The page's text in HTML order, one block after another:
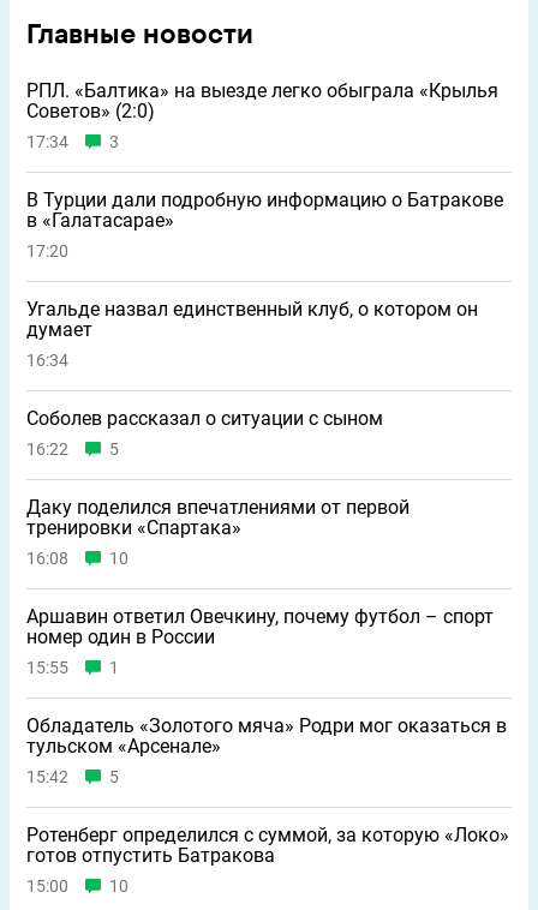
Главные новости
РПЛ. «Балтика» на выезде легко обыграла «Крылья
Советов» (2:0)
17:34 3
В Турции дали подробную информацию о Батракове
в «Галатасарае»
17:20
Угальде назвал единственный клуб, о котором он
думает
16:34
Соболев рассказал о ситуации с сыном
16:22 5
Даку поделился впечатлениями от первой
тренировки «Спартака»
16:08 10
Аршавин ответил Овечкину, почему футбол – спорт
номер один в России
15:55 1
Обладатель «Золотого мяча» Родри мог оказаться в
тульском «Арсенале»
15:42 5
Ротенберг определился с суммой, за которую «Локо»
готов отпустить Батракова
15:00 10